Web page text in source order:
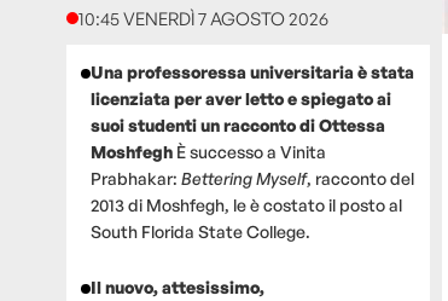
10:45 VENERDÌ 7 AGOSTO 2026
Una professoressa universitaria è stata
licenziata per aver letto e spiegato ai
suoi studenti un racconto di Ottessa
Moshfegh È successo a Vinita
Prabhakar: Bettering Myself, racconto del
2013 di Moshfegh, le è costato il posto al
South Florida State College.
Il nuovo, attesissimo,